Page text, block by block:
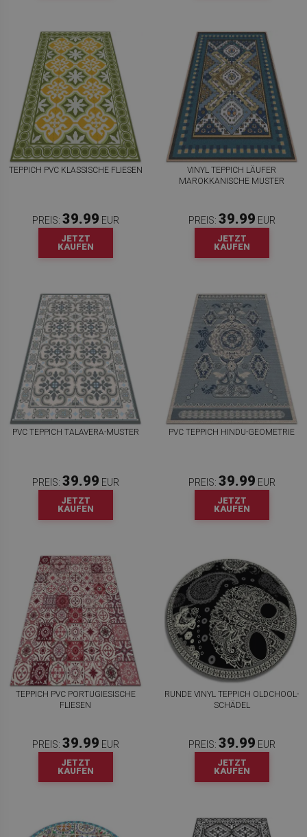
TEPPICH PVC KLASSISCHE FLIESEN
PREIS: 39.99 EUR
JETZT
KAUFEN
VINYL TEPPICH LÄUFER
MAROKKANISCHE MUSTER
PREIS: 39.99 EUR
JETZT
KAUFEN
PVC TEPPICH TALAVERA-MUSTER
PREIS: 39.99 EUR
JETZT
KAUFEN
PVC TEPPICH HINDU-GEOMETRIE
PREIS: 39.99 EUR
JETZT
KAUFEN
TEPPICH PVC PORTUGIESISCHE
FLIESEN
PREIS: 39.99 EUR
JETZT
KAUFEN
RUNDE VINYL TEPPICH OLDCHOOL-
SCHÄDEL
PREIS: 39.99 EUR
JETZT
KAUFEN